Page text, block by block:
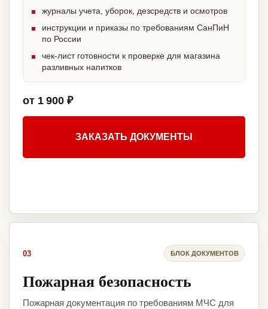
журналы учета, уборок, дезсредств и осмотров
инструкции и приказы по требованиям СанПиН
по России
чек-лист готовности к проверке для магазина
разливных напитков
от 1 900 ₽
ЗАКАЗАТЬ ДОКУМЕНТЫ
03 БЛОК ДОКУМЕНТОВ
Пожарная безопасность
Пожарная документация по требованиям МЧС для